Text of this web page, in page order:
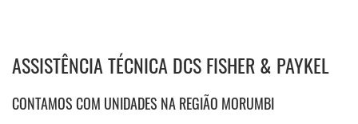
ASSISTÊNCIA TÉCNICA DCS FISHER & PAYKEL
CONTAMOS COM UNIDADES NA REGIÃO MORUMBI